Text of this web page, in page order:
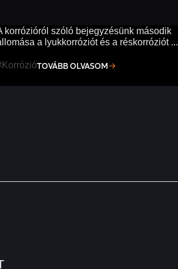
korrózióról szóló bejegyzésünk második
a lyukkorróziót és a réskorróziót ...
KorrózióTOVÁBB OLVASOM